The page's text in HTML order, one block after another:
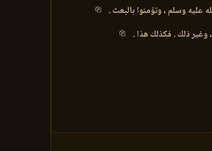
عليه وسلم ، وتؤمنوا بالبعث .
وغير ذلك . فكذلك هذا .